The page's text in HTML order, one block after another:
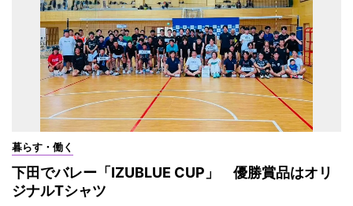
暮らす・働く
下田でバレー「IZUBLUE CUP」 優勝賞品はオリ
ジナルTシャツ